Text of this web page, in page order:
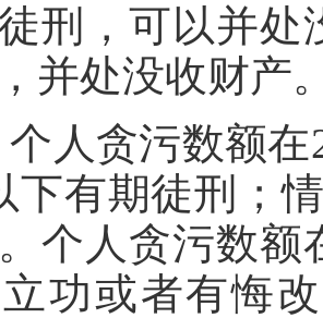
徒刑，可以并
并处没收财产
个人贪污数额
下有期徒刑；
个人贪污数额
功或者有悔